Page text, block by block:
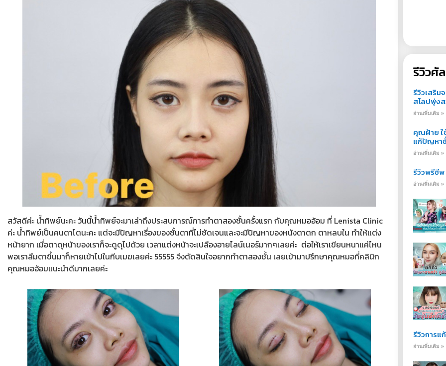
สวัสดีค่ะ น้ำทิพย์นะคะ วันนี้น้ำทิพย์จะมาเล่าถึงประสบการณ์การทำตาสองชั้นครั้งแรก กับคุณหมออ้อม ที่ Lenista Clinic
ค่ะ น้ำทิพย์เป็นคนตาโตนะคะ แต่จะมีปัญหาเรื่องของชั้นตาที่ไม่ชัดเจนและจะมีปัญหาของหนังตาตก ตาหลบใน ทำให้แต่ง
หน้ายาก เมื่อตาดุหน้าของเราก็จะดูดุไปด้วย เวลาแต่งหน้าจะเปลืองอายไลน์เนอร์มากๆเลยค่ะ ต่อให้เราเขียนหนาแค่ไหน
พอเราลืมตาขึ้นมาก็หายเข้าไปในกีบเมฆเลยค่ะ 55555 จึงตัดสินใจอยากทำตาสองชั้น เลยเข้ามาปรึกษาคุณหมอที่คลินิก
คุณหมออ้อมแนะนำดีมากเลยค่ะ
รีวิวศั
รีวิวเสริ
สโลปพุ่ง
อ่านเพิ่มเติม »
คุณฝ้าย ใ
แก้ปัญหา
อ่านเพิ่มเติม »
รีวิวพรีชี
อ่านเพิ่มเติม »
รีวิวการ
อ่านเพิ่มเติม »